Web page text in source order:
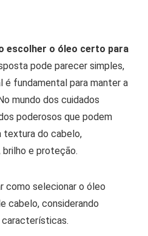
escolher o óleo certo para
pode parecer simples,
é fundamental para manter a
mundo dos cuidados
poderosos que podem
textura do cabelo,
brilho e proteção.
como selecionar o óleo
cabelo, considerando